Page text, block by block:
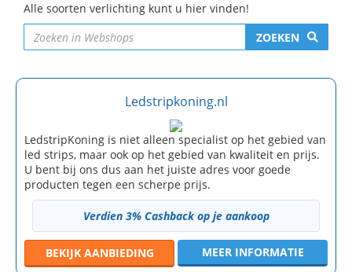
Alle soorten verlichting kunt u hier vinden!
ZOEKEN
Ledstripkoning.nl
LedstripKoning is niet alleen specialist op het gebied van
led strips, maar ook op het gebied van kwaliteit en prijs.
U bent bij ons dus aan het juiste adres voor goede
producten tegen een scherpe prijs.
Verdien 3% Cashback op je aankoop
BEKIJK AANBIEDING MEER INFORMATIE